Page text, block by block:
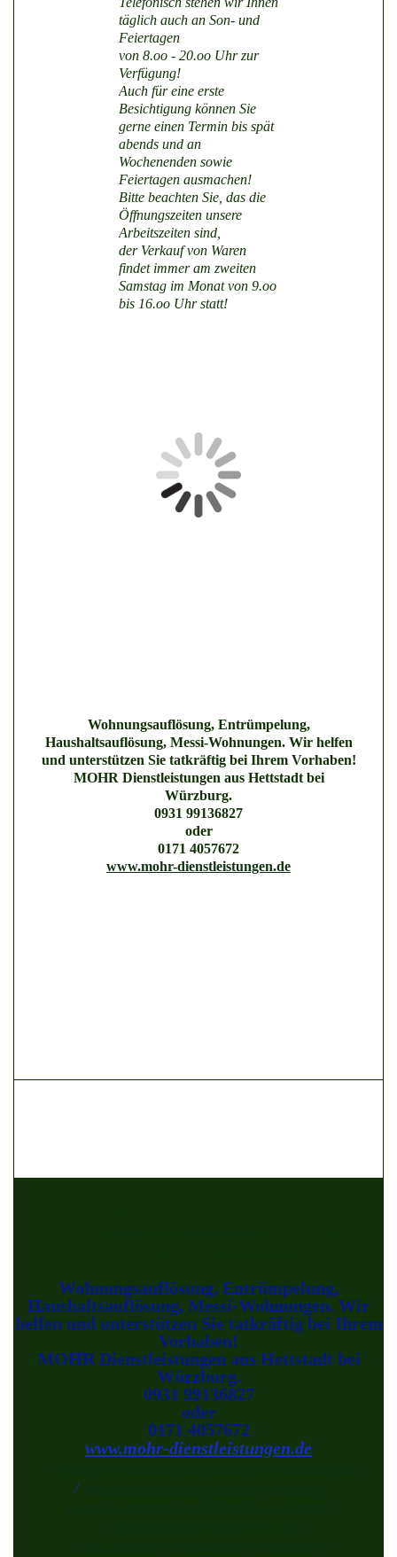
täglich auch an Son- und
Feiertagen
von 8.oo - 20.oo Uhr zur
Verfügung!
Auch für eine erste
Besichtigung können Sie
gerne einen Termin bis spät
abends und an
Wochenenden sowie
Feiertagen ausmachen!
Bitte beachten Sie, das die
Öffnungszeiten unsere
Arbeitszeiten sind,
der Verkauf von Waren
findet immer am zweiten
Samstag im Monat von 9.oo
bis 16.oo Uhr statt!
Wohnungsauflösung, Entrümpelung,
Haushaltsauflösung, Messi-Wohnungen. Wir helfen
und unterstützen Sie tatkräftig bei Ihrem Vorhaben!
MOHR Dienstleistungen aus Hettstadt bei
Würzburg.
0931 99136827
oder
0171 4057672
www.mohr-dienstleistungen.de
Wohnungsauflösung, Entrümpelung,
Haushaltsauflösung, Messi-Wohnungen. Wir
helfen und unterstützen Sie tatkräftig bei Ihrem
Vorhaben!
MOHR Dienstleistungen aus Hettstadt bei
Würzburg.
0931 99136827
oder
0171 4057672
www.mohr-dienstleistungen.de
/